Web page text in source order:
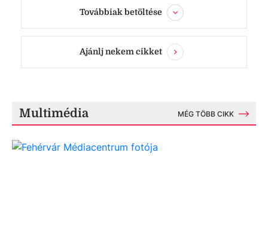
Továbbiak betöltése
Ajánlj nekem cikket
Multimédia MÉG TÖBB CIKK